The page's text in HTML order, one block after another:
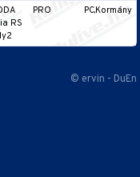
RS
PRO PC,Kormány
© ervin - DuEn